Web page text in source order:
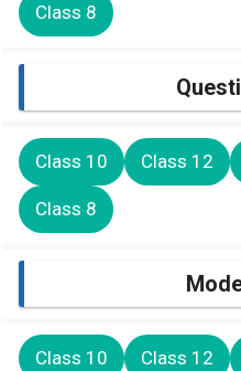
Class 8
Class 10 Class 12
Class 8
Class 10 Class 12